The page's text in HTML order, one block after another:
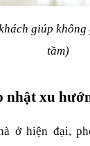
giúp
tầm)
nhật xu
ở hiện đại,